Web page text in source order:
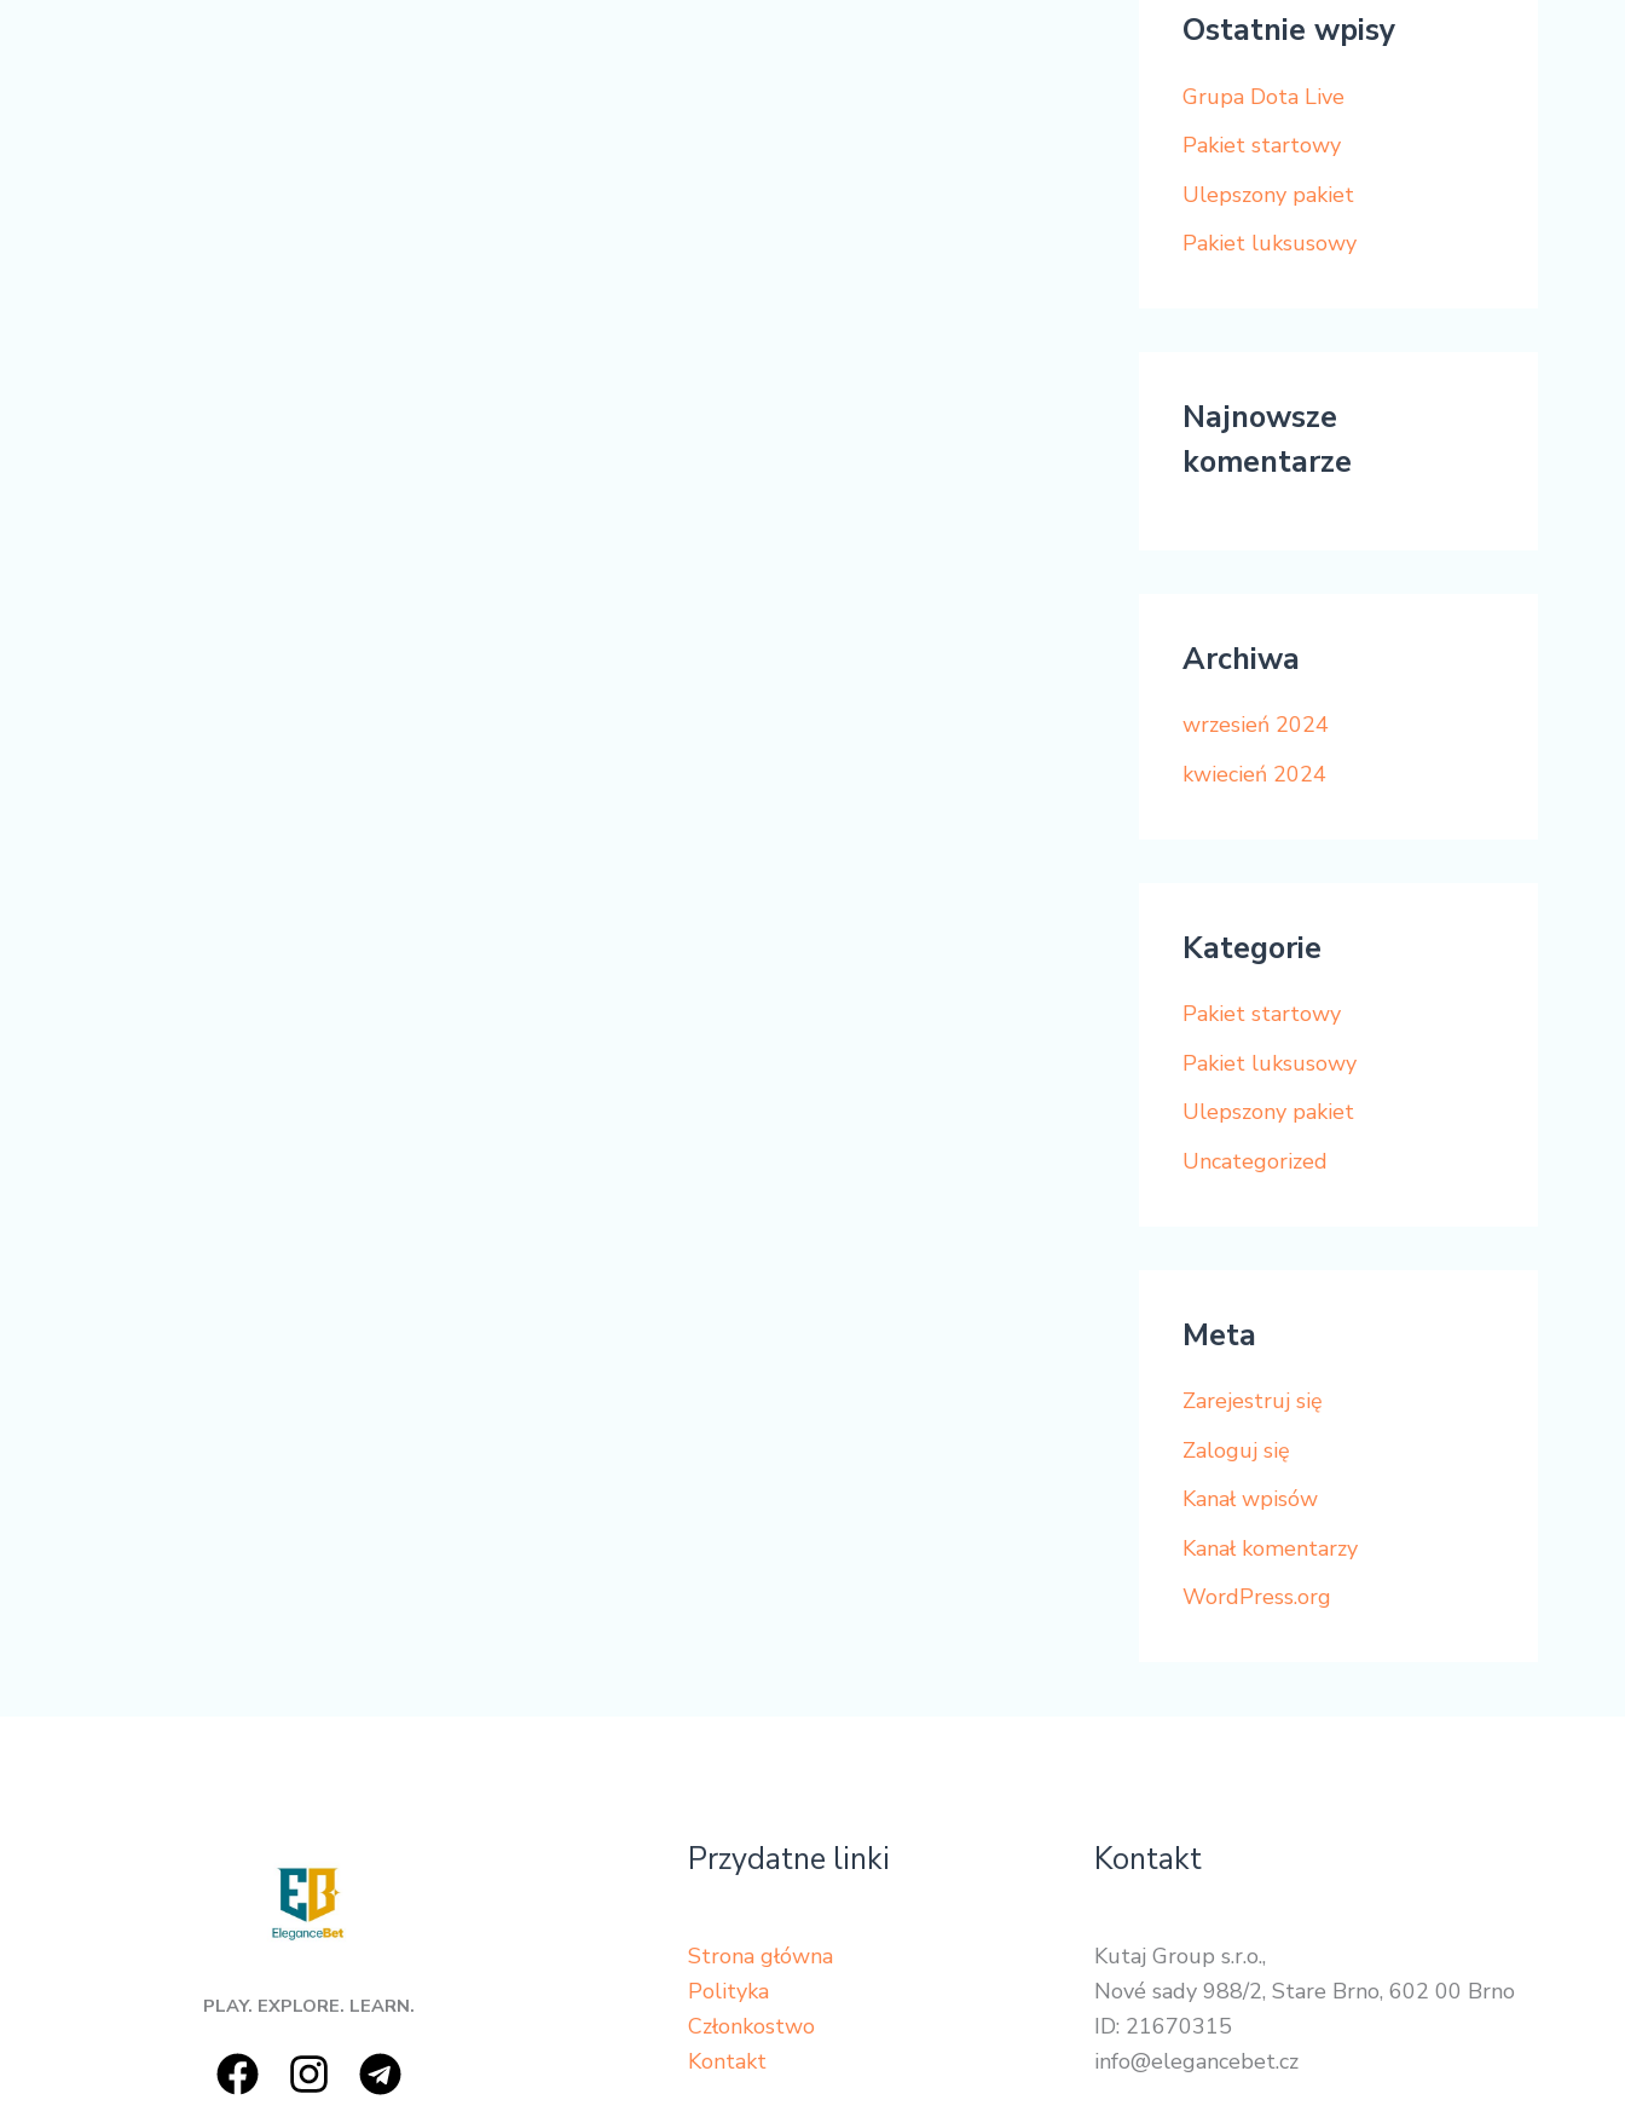
u
a
j
:
Ostatnie wpisy
Grupa Dota Live
Pakiet startowy
Ulepszony pakiet
Pakiet luksusowy
Najnowsze
komentarze
Archiwa
wrzesień 2024
kwiecień 2024
Kategorie
Pakiet startowy
Pakiet luksusowy
Ulepszony pakiet
Uncategorized
Meta
Zarejestruj się
Zaloguj się
Kanał wpisów
Kanał komentarzy
WordPress.org
PLAY. EXPLORE. LEARN.
Przydatne linki
Strona główna
Polityka
Członkostwo
Kontakt
Kontakt
Kutaj Group s.r.o.,
Nové sady 988/2, Stare Brno, 602 00 Brno
ID: 21670315
info@elegancebet.cz